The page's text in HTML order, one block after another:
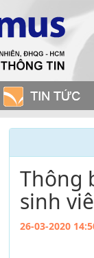
Thông
sinh
26-03-2020